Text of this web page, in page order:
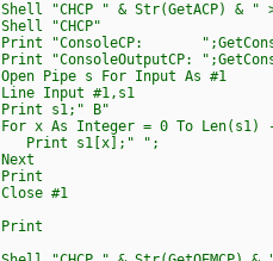
Shell "CHCP " & Str(GetACP) & "
Shell "CHCP"
Print "ConsoleCP:
Print "ConsoleOutputCP:
Open Pipe s For Input As #1
Line Input #1,s1
Print s1;" B"
For x As Integer = 0 To
Print s1[x];" ";
Next
Print
Close #1
Print